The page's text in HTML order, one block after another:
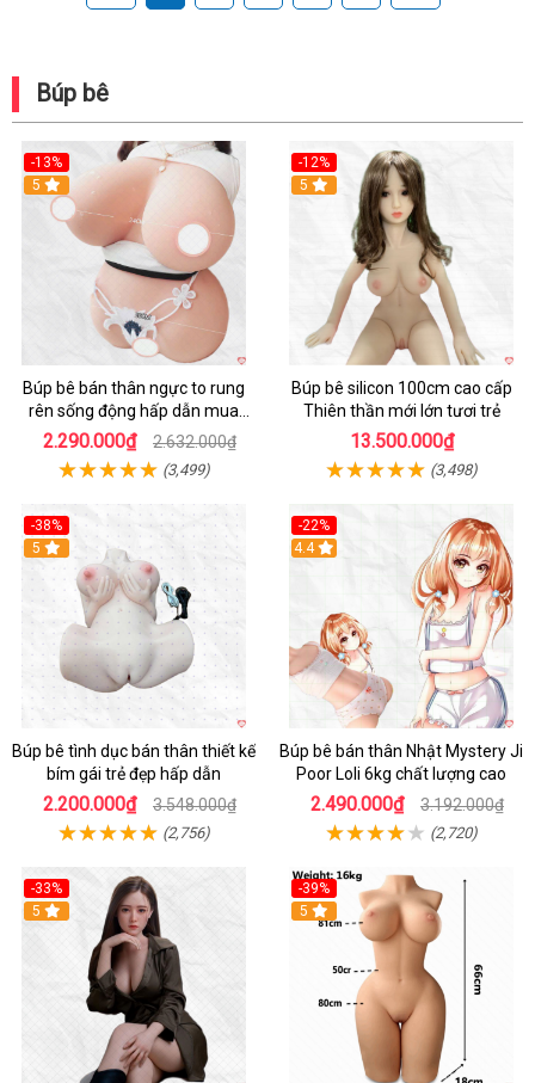
Búp bê
-13%
Hot
5
Búp bê bán thân ngực to rung
rên sống động hấp dẫn mua
ngay
2.290.000₫ 2.632.000₫
(3,499)
-12%
5
Búp bê silicon 100cm cao cấp
Thiên thần mới lớn tươi trẻ
13.500.000₫
(3,498)
-38%
Hot
5
Búp bê tình dục bán thân thiết kế
bím gái trẻ đẹp hấp dẫn
2.200.000₫ 3.548.000₫
(2,756)
-22%
Hot
4.4
Búp bê bán thân Nhật Mystery Ji
Poor Loli 6kg chất lượng cao
2.490.000₫ 3.192.000₫
(2,720)
-33%
5
-39%
5